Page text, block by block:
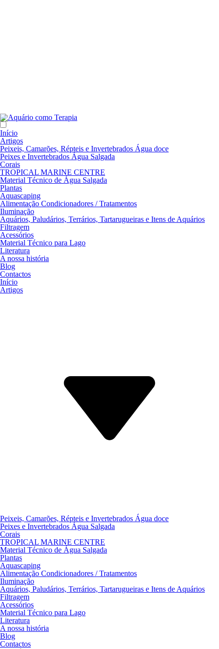
Início
Artigos
Peixeis, Camarões, Répteis e Invertebrados Água doce
Peixes e Invertebrados Água Salgada
Corais
TROPICAL MARINE CENTRE
Material Técnico de Água Salgada
Plantas
Aquascaping
Alimentação Condicionadores / Tratamentos
Iluminação
Aquários, Paludários, Terrários, Tartarugueiras e Itens de Aquários
Filtragem
Acessórios
Material Técnico para Lago
Literatura
A nossa história
Blog
Contactos
Início
Artigos
Peixeis, Camarões, Répteis e Invertebrados Água doce
Peixes e Invertebrados Água Salgada
Corais
TROPICAL MARINE CENTRE
Material Técnico de Água Salgada
Plantas
Aquascaping
Alimentação Condicionadores / Tratamentos
Iluminação
Aquários, Paludários, Terrários, Tartarugueiras e Itens de Aquários
Filtragem
Acessórios
Material Técnico para Lago
Literatura
A nossa história
Blog
Contactos